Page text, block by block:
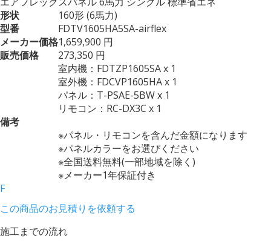
形状
160形 (6馬力)
型番
FDTV1605HA5SA-airflex
メーカー価格1,659,900 円
販売価格
273,350 円
備考
室内機：FDTZP1605SA x 1
室外機：FDCVP1605HA x 1
パネル：T-PSAE-5BW x 1
リモコン：RC-DX3C x 1
※パネル・リモコンを含んだ金額になります
※パネルカラーをお選びください
※全国送料無料(一部地域を除く)
※メーカー1年保証付き
F
この商品のお見積りを依頼する
施工までの流れ